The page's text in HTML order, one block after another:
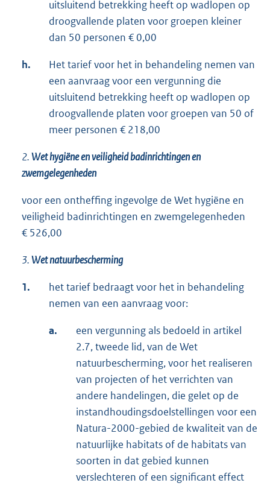
uitsluitend betrekking heeft op wadlopen op
droogvallende platen voor groepen kleiner
dan 50 personen € 0,00
h.
Het tarief voor het in behandeling nemen van
een aanvraag voor een vergunning die
uitsluitend betrekking heeft op wadlopen op
droogvallende platen voor groepen van 50 of
meer personen € 218,00
2.Wet hygiëne en veiligheid badinrichtingen en
zwemgelegenheden
voor een ontheffing ingevolge de Wet hygiëne en
veiligheid badinrichtingen en zwemgelegenheden
€ 526,00
3.Wet natuurbescherming
1.
het tarief bedraagt voor het in behandeling
nemen van een aanvraag voor:
a.
een vergunning als bedoeld in artikel
2.7, tweede lid, van de Wet
natuurbescherming, voor het realiseren
van projecten of het verrichten van
andere handelingen, die gelet op de
instandhoudingsdoelstellingen voor een
Natura-2000-gebied de kwaliteit van de
natuurlijke habitats of de habitats van
soorten in dat gebied kunnen
verslechteren of een significant effect